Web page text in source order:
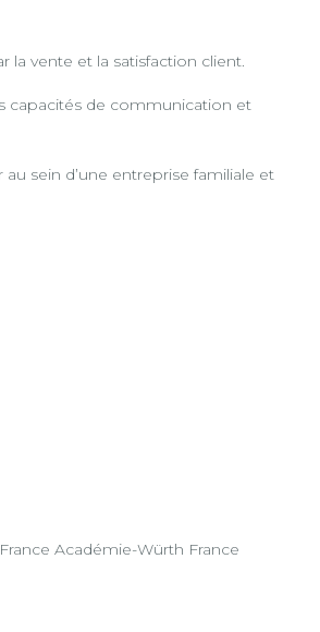
la vente et la satisfaction client.
capacités de communication et
sein d’une entreprise familiale et
Académie-Würth France